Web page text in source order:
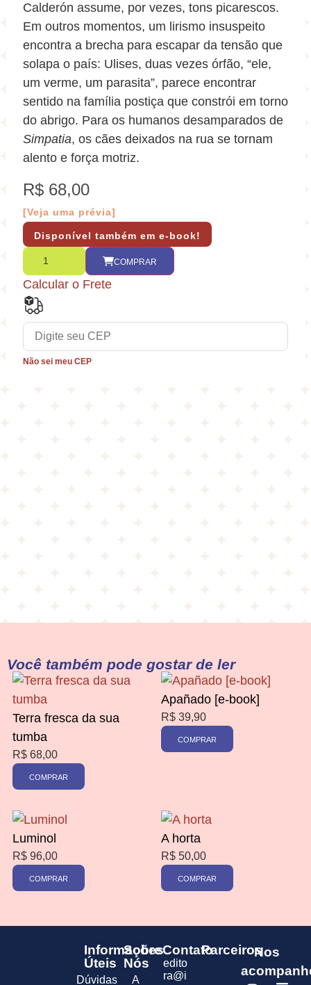
Calderón assume, por vezes, tons picarescos.
Em outros momentos, um lirismo insuspeito
encontra a brecha para escapar da tensão que
solapa o país: Ulises, duas vezes órfão, “ele,
um verme, um parasita”, parece encontrar
sentido na família postiça que constrói em torno
do abrigo. Para os humanos desamparados de
Simpatia, os cães deixados na rua se tornam
alento e força motriz.
R$ 68,00
[Veja uma prévia]
Disponível também em e-book!
COMPRAR
Calcular o Frete
Não sei meu CEP
Você também pode gostar de ler
Terra fresca da sua
tumba
R$ 68,00
COMPRAR
Apañado [e-book]
R$ 39,90
COMPRAR
Luminol
R$ 96,00
COMPRAR
A horta
R$ 50,00
COMPRAR
Informações
Úteis
Dúvidas
Sobre
Nós
A
Contato
edito
ra@i
ParceirosNos